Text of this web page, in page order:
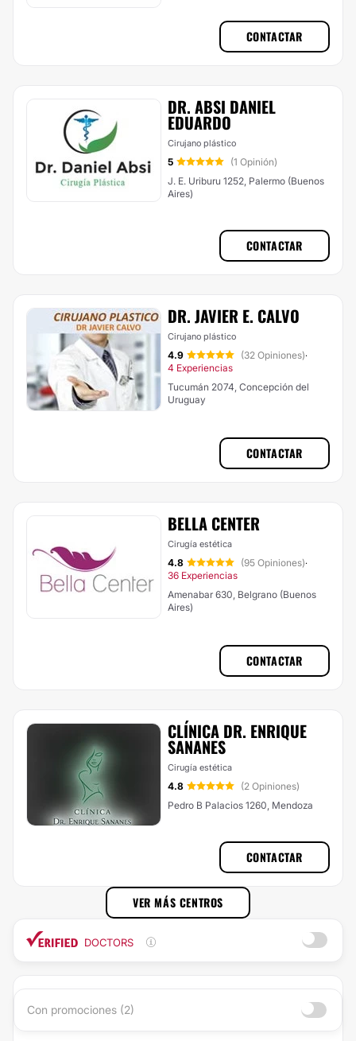
CONTACTAR
DR. ABSI DANIEL
EDUARDO
Cirujano plástico
5
(1 Opinión)
J. E. Uriburu 1252, Palermo (Buenos
Aires)
CONTACTAR
DR. JAVIER E. CALVO
Cirujano plástico
4.9 (32 Opiniones)·
4 Experiencias
Tucumán 2074, Concepción del
Uruguay
CONTACTAR
BELLA CENTER
Cirugía estética
4.8 (95 Opiniones)·
36 Experiencias
Amenabar 630, Belgrano (Buenos
Aires)
CONTACTAR
CLÍNICA DR. ENRIQUE
SANANES
Cirugía estética
4.8
(2 Opiniones)
Pedro B Palacios 1260, Mendoza
CONTACTAR
VER MÁS CENTROS
DOCTORS
Con promociones (2)